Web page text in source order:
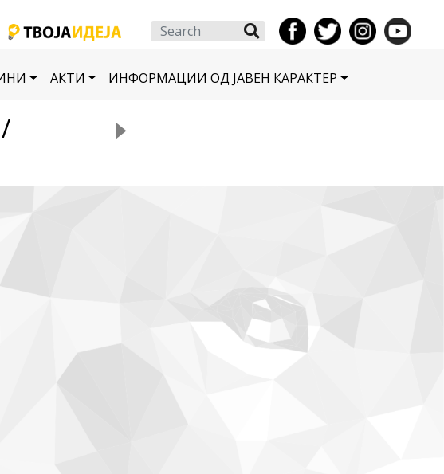
Search
АКТИ ИНФОРМАЦИИ ОД ЈАВЕН КАРАКТЕР